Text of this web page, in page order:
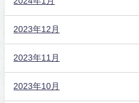
2023年12月
2023年11月
2023年10月